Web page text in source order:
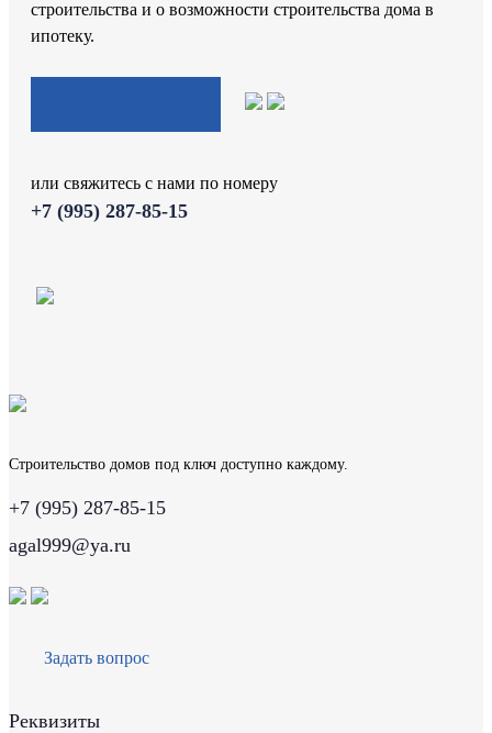
строительства и о возможности строительства дома в
ипотеку.
или свяжитесь с нами по номеру
+7 (995) 287-85-15
Строительство домов под ключ доступно каждому.
+7 (995) 287-85-15
agal999@ya.ru
Задать вопрос
Реквизиты